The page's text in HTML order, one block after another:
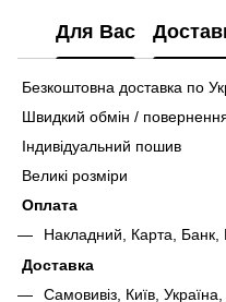
Для Вас
Безкоштовна доставка по
Швидкий обмін /
Індивідуальний пошив
Великі розміри
Оплата
Накладний, Карта, Банк,
Доставка
Самовивіз, Київ, Україна,